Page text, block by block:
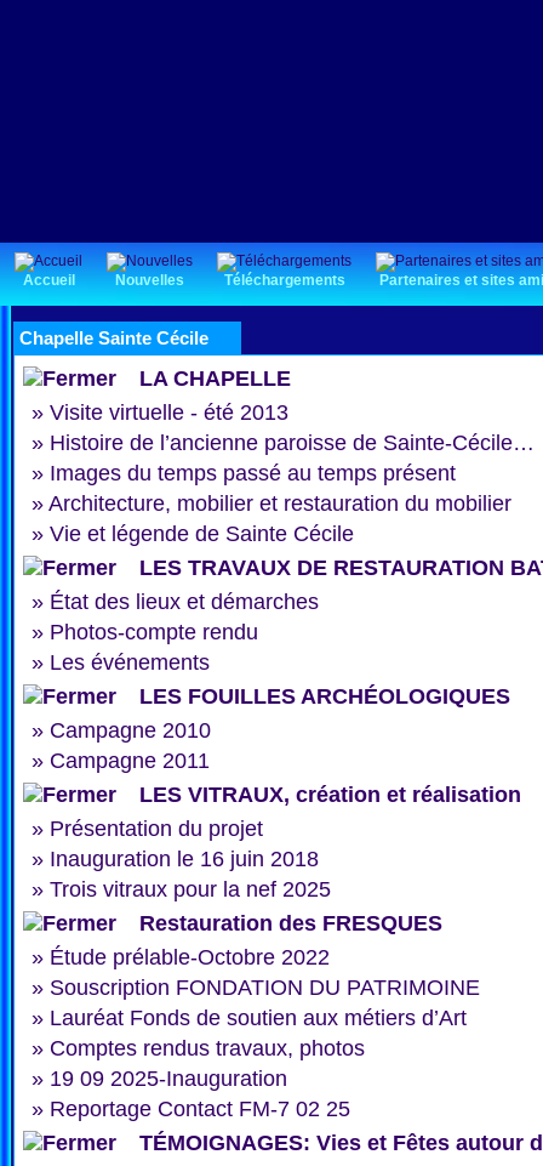
Accueil Nouvelles Téléchargements Partenaires et sites
Chapelle Sainte Cécile
LA CHAPELLE
» Visite virtuelle - été 2013
» Histoire de l’ancienne paroisse de Sainte-Cécile…
» Images du temps passé au temps présent
» Architecture, mobilier et restauration du mobilier
» Vie et légende de Sainte Cécile
LES TRAVAUX DE RESTAURATION
» État des lieux et démarches
» Photos-compte rendu
» Les événements
LES FOUILLES ARCHÉOLOGIQUES
» Campagne 2010
» Campagne 2011
LES VITRAUX, création et réalisation
» Présentation du projet
» Inauguration le 16 juin 2018
» Trois vitraux pour la nef 2025
Restauration des FRESQUES
» Étude prélable-Octobre 2022
» Souscription FONDATION DU PATRIMOINE
» Lauréat Fonds de soutien aux métiers d’Art
» Comptes rendus travaux, photos
» 19 09 2025-Inauguration
» Reportage Contact FM-7 02 25
TÉMOIGNAGES: Vies et Fêtes autour